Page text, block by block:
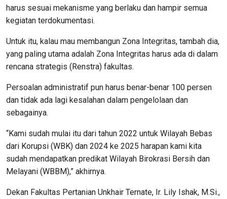
harus sesuai mekanisme yang berlaku dan hampir semua
kegiatan terdokumentasi.
Untuk itu, kalau mau membangun Zona Integritas, tambah dia,
yang paling utama adalah Zona Integritas harus ada di dalam
rencana strategis (Renstra) fakultas.
Persoalan administratif pun harus benar-benar 100 persen
dan tidak ada lagi kesalahan dalam pengelolaan dan
sebagainya.
“Kami sudah mulai itu dari tahun 2022 untuk Wilayah Bebas
dari Korupsi (WBK) dan 2024 ke 2025 harapan kami kita
sudah mendapatkan predikat Wilayah Birokrasi Bersih dan
Melayani (WBBM),” akhirnya.
Dekan Fakultas Pertanian Unkhair Ternate, Ir. Lily Ishak, M.Si.,